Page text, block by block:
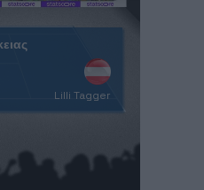
Lilli Tagger